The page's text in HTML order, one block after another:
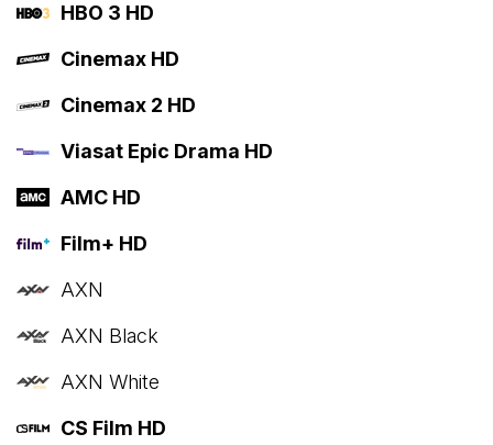
HBO 3 HD
Cinemax HD
Cinemax 2 HD
Viasat Epic Drama HD
AMC HD
Film+ HD
AXN
AXN Black
AXN White
CS Film HD